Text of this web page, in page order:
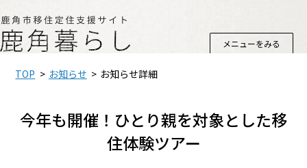
メニューをみる
TOP お知らせ お知らせ詳細
今年も開催！ひとり親を対象とした移
住体験ツアー